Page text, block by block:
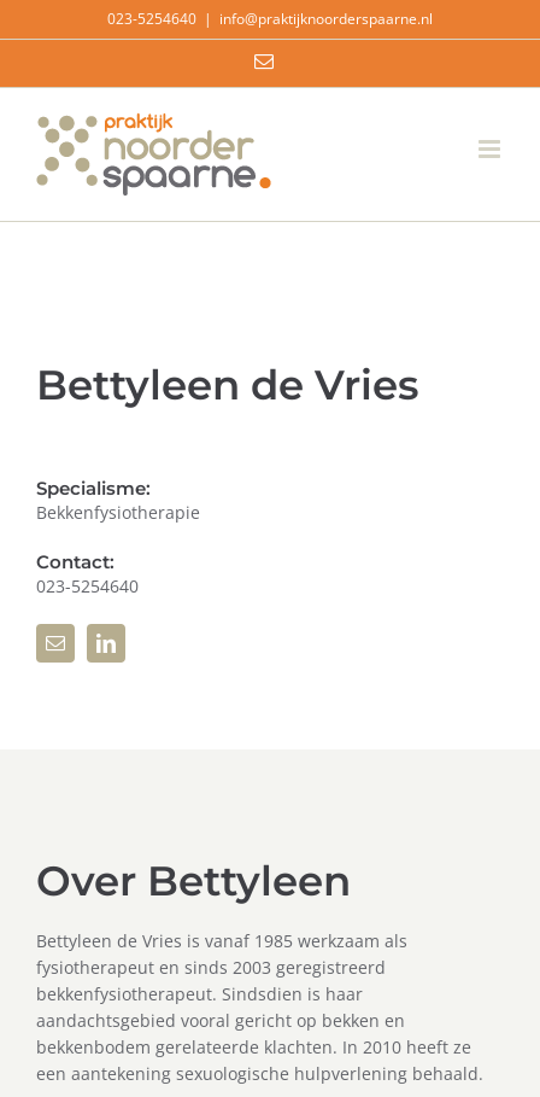
naar
023-5254640 | info@praktijknoorderspaarne.nl
E-
Bettyleen de Vries
Specialisme:
Bekkenfysiotherapie
Contact:
023-5254640
Over Bettyleen
Bettyleen de Vries is vanaf 1985 werkzaam als
fysiotherapeut en sinds 2003 geregistreerd
bekkenfysiotherapeut. Sindsdien is haar
aandachtsgebied vooral gericht op bekken en
bekkenbodem gerelateerde klachten. In 2010 heeft ze
een aantekening sexuologische hulpverlening behaald.